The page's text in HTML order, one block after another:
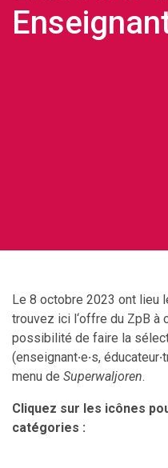
Le 8 octobre 2023 ont lieu
trouvez ici l‘offre du ZpB à
possibilité de faire la
(enseignant·e·s, éducateur·
menu de Superwaljoren.
Cliquez sur les icônes
catégories :